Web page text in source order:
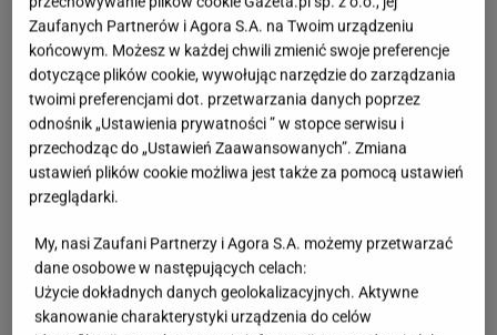
Zaufanych Partnerów i Agora S.A. na Twoim urządzeniu
końcowym. Możesz w każdej chwili zmienić swoje preferencje
dotyczące plików cookie, wywołując narzędzie do zarządzania
twoimi preferencjami dot. przetwarzania danych poprzez
odnośnik „Ustawienia prywatności ” w stopce serwisu i
przechodząc do „Ustawień Zaawansowanych”. Zmiana
ustawień plików cookie możliwa jest także za pomocą ustawień
przeglądarki.
My, nasi Zaufani Partnerzy i Agora S.A. możemy przetwarzać
dane osobowe w następujących celach:
Użycie dokładnych danych geolokalizacyjnych. Aktywne
skanowanie charakterystyki urządzenia do celów